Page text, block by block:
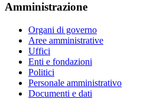
Amministrazione
Organi di governo
Aree amministrative
Uffici
Enti e fondazioni
Politici
Personale amministrativo
Documenti e dati